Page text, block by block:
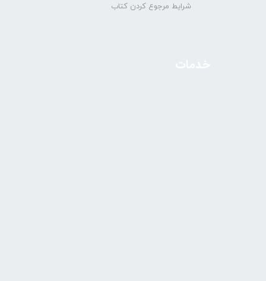
شرایط مرجوع کردن کتاب